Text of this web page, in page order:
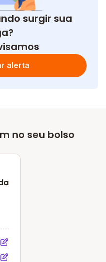
surgir sua
alerta
no seu bolso